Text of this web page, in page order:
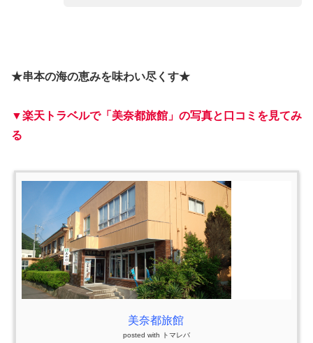
★串本の海の恵みを味わい尽くす★
▼楽天トラベルで「美奈都旅館」の写真と口コミを見てみ
る
美奈都旅館
posted with トマレバ